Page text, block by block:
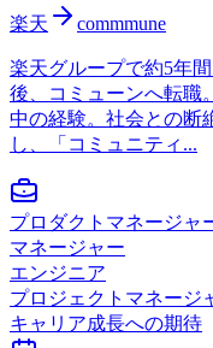
楽天
commmune
楽天グループで約5年
後、コミューンへ転職
中の経験。社会との断
し、「コミュニティ...
プロダクトマネージャ
マネージャー
エンジニア
プロジェクトマネージ
キャリア成長への期待